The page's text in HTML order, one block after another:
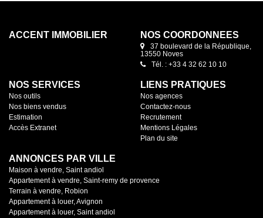
ACCENT IMMOBILIER NOS COORDONNÉES
37 boulevard de la République,
13550 Noves
Tél. : +33 4 32 62 10 10
NOS SERVICES
Nos outils
Nos biens vendus
Estimation
Accès Extranet
LIENS PRATIQUES
Nos agences
Contactez-nous
Recrutement
Mentions Légales
Plan du site
ANNONCES PAR VILLE
Maison à vendre, Saint andiol
Appartement à vendre, Saint-remy de provence
Terrain à vendre, Robion
Appartement à louer, Avignon
Appartement à louer, Saint andiol